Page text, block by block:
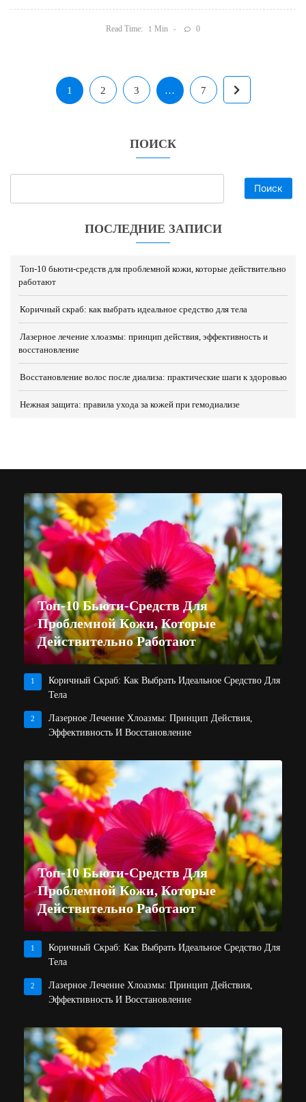
ПОИСК
Поиск
ПОСЛЕДНИЕ ЗАПИСИ
Топ-10 бьюти-средств для проблемной кожи, которые действительно
работают
Коричный скраб: как выбрать идеальное средство для тела
Лазерное лечение хлоазмы: принцип действия, эффективность и
восстановление
Восстановление волос после диализа: практические шаги к здоровью
Нежная защита: правила ухода за кожей при гемодиализе
Read Time: 1 Min 0
1 2 3 … 7
Топ-10 Бьюти-Средств Для
Проблемной Кожи, Которые
Действительно Работают
1
Коричный Скраб: Как Выбрать Идеальное Средство Для
Тела
2
Лазерное Лечение Хлоазмы: Принцип Действия,
Эффективность И Восстановление
Топ-10 Бьюти-Средств Для
Проблемной Кожи, Которые
Действительно Работают
1
Коричный Скраб: Как Выбрать Идеальное Средство Для
Тела
2
Лазерное Лечение Хлоазмы: Принцип Действия,
Эффективность И Восстановление